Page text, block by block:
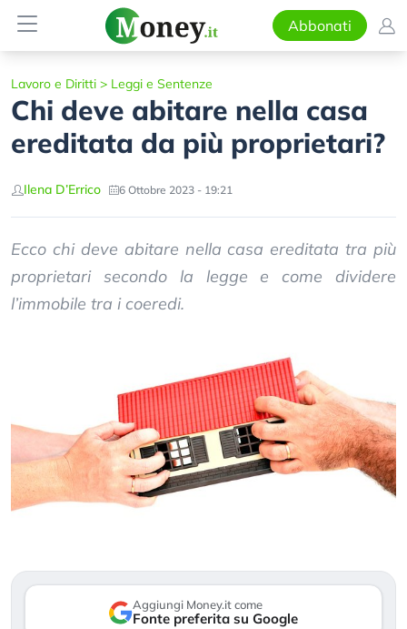
Abbonati
Lavoro e Diritti > Leggi e Sentenze
Chi deve abitare nella casa
ereditata da più proprietari?
Ilena D’Errico 6 Ottobre 2023 - 19:21
Ecco chi deve abitare nella casa ereditata tra più
proprietari secondo la legge e come dividere
l’immobile tra i coeredi.
Aggiungi Money.it come
Fonte preferita su Google